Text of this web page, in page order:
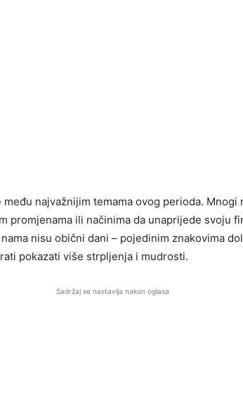
među najvažnijim temama ovog perioda. Mnogi
promjenama ili načinima da unaprijede svoju
nisu obični dani – pojedinim znakovima
pokazati više strpljenja i mudrosti.
Sadržaj se nastavlja nakon oglasa